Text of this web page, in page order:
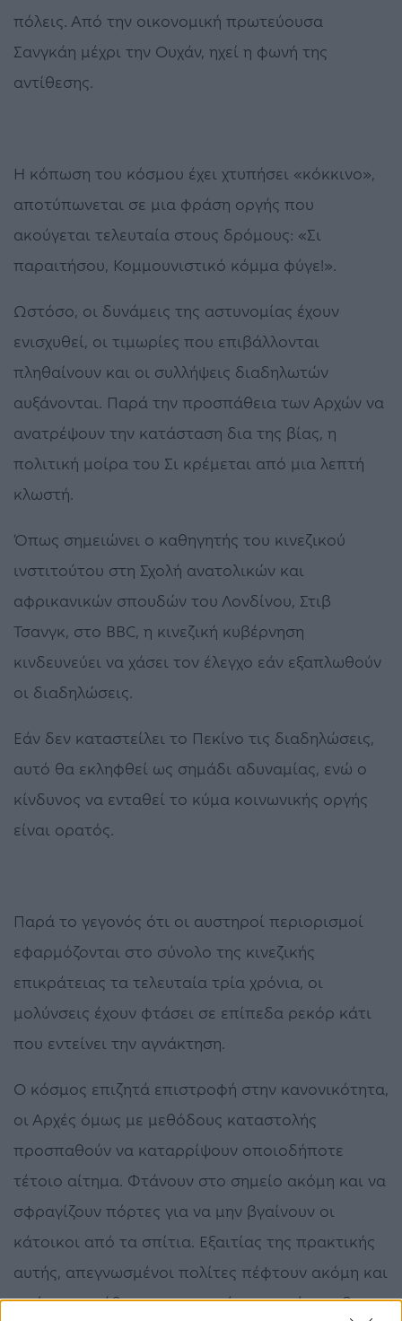
πόλεις. Από την οικονομική πρωτεύουσα
Σανγκάη μέχρι την Ουχάν, ηχεί η φωνή της
αντίθεσης.
Η κόπωση του κόσμου έχει χτυπήσει «κόκκινο»,
αποτύπωνεται σε μια φράση οργής που
ακούγεται τελευταία στους δρόμους: «Σι
παραιτήσου, Κομμουνιστικό κόμμα φύγε!».
Ωστόσο, οι δυνάμεις της αστυνομίας έχουν
ενισχυθεί, οι τιμωρίες που επιβάλλονται
πληθαίνουν και οι συλλήψεις διαδηλωτών
αυξάνονται. Παρά την προσπάθεια των Αρχών να
ανατρέψουν την κατάσταση δια της βίας, η
πολιτική μοίρα του Σι κρέμεται από μια λεπτή
κλωστή.
Όπως σημειώνει ο καθηγητής του κινεζικού
ινστιτούτου στη Σχολή ανατολικών και
αφρικανικών σπουδών του Λονδίνου, Στιβ
Τσανγκ, στο BBC, η κινεζική κυβέρνηση
κινδευνεύει να χάσει τον έλεγχο εάν εξαπλωθούν
οι διαδηλώσεις.
Εάν δεν καταστείλει το Πεκίνο τις διαδηλώσεις,
αυτό θα εκληφθεί ως σημάδι αδυναμίας, ενώ ο
κίνδυνος να ενταθεί το κύμα κοινωνικής οργής
είναι ορατός.
Παρά το γεγονός ότι οι αυστηροί περιορισμοί
εφαρμόζονται στο σύνολο της κινεζικής
επικράτειας τα τελευταία τρία χρόνια, οι
μολύνσεις έχουν φτάσει σε επίπεδα ρεκόρ κάτι
που εντείνει την αγνάκτηση.
Ο κόσμος επιζητά επιστροφή στην κανονικότητα,
οι Αρχές όμως με μεθόδους καταστολής
προσπαθούν να καταρρίψουν οποιοδήποτε
τέτοιο αίτημα. Φτάνουν στο σημείο ακόμη και να
σφραγίζουν πόρτες για να μην βγαίνουν οι
κάτοικοι από τα σπίτια. Εξαιτίας της πρακτικής
αυτής, απεγνωσμένοι πολίτες πέφτουν ακόμη και
από το παράθυρο, με ορισμένους να έχουν βρει